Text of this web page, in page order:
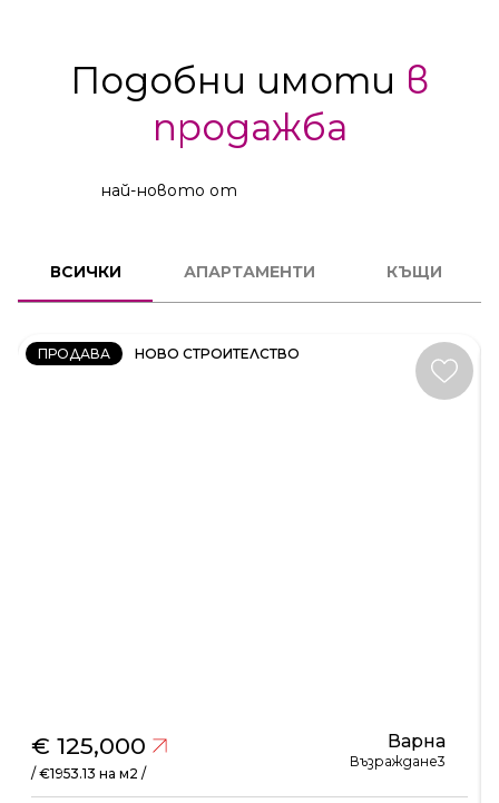
Подобни имоти в
продажба
най-новото от
ВСИЧКИ АПАРТАМЕНТИ КЪЩИ
ПРОДАВА НОВО СТРОИТЕЛСТВО
СТАЕН
КОД:
231606
€ 125,000
/ €1953.13 на м2 /
Варна
Възраждане3